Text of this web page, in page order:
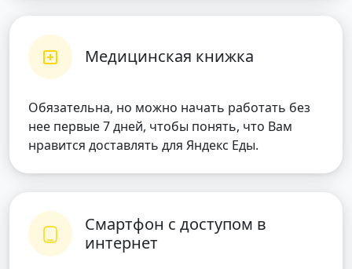
Медицинская книжка
Обязательна, но можно начать работать без
нее первые 7 дней, чтобы понять, что Вам
нравится доставлять для Яндекс Еды.
Смартфон с доступом в
интернет